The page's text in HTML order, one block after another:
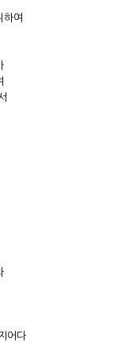
하여
어다